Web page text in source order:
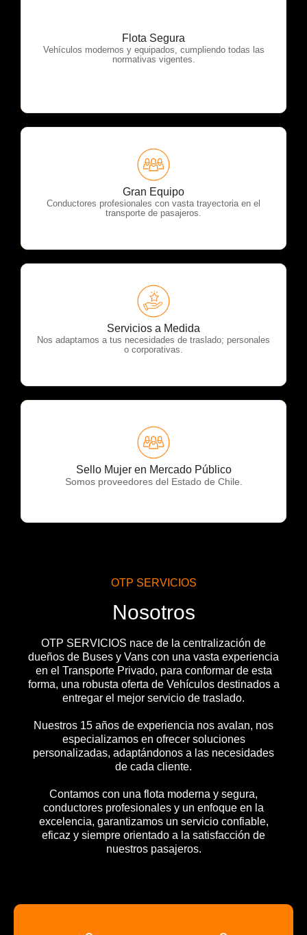
Flota Segura
Vehículos modernos y equipados, cumpliendo todas las
normativas vigentes.
OTP Servicios
Gran Equipo
Conductores profesionales con vasta trayectoria en el
transporte de pasajeros.
OTP Servicios
Servicios a Medida
Nos adaptamos a tus necesidades de traslado; personales
o corporativas.
OTP Servicios
Sello Mujer en Mercado Público
Somos proveedores del Estado de Chile.
OTP Servicios
OTP SERVICIOS
Nosotros
OTP SERVICIOS nace de la centralización de
dueños de Buses y Vans con una vasta experiencia
en el Transporte Privado, para conformar de esta
forma, una robusta oferta de Vehículos destinados a
entregar el mejor servicio de traslado.
Nuestros 15 años de experiencia nos avalan, nos
especializamos en ofrecer soluciones
personalizadas, adaptándonos a las necesidades
de cada cliente.
Contamos con una flota moderna y segura,
conductores profesionales y un enfoque en la
excelencia, garantizamos un servicio confiable,
eficaz y siempre orientado a la satisfacción de
nuestros pasajeros.